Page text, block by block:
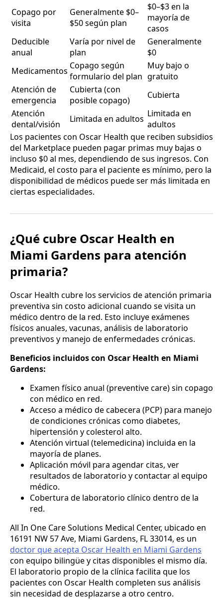
Copago por
visita
Generalmente $0–
$50 según plan
$0–$3 en la
mayoría de
casos
Deducible
anual
Varía por nivel de
plan
Generalmente
$0
Medicamentos Copago según
formulario del plan
Muy bajo o
gratuito
Atención de
emergencia
Cubierta (con
posible copago)
Cubierta
Atención
dental/visión
Limitada en adultos Limitada en
adultos
Los pacientes con Oscar Health que reciben subsidios
del Marketplace pueden pagar primas muy bajas o
incluso $0 al mes, dependiendo de sus ingresos. Con
Medicaid, el costo para el paciente es mínimo, pero la
disponibilidad de médicos puede ser más limitada en
ciertas especialidades.
¿Qué cubre Oscar Health en
Miami Gardens para atención
primaria?
Oscar Health cubre los servicios de atención primaria
preventiva sin costo adicional cuando se visita un
médico dentro de la red. Esto incluye exámenes
físicos anuales, vacunas, análisis de laboratorio
preventivos y manejo de enfermedades crónicas.
Beneficios incluidos con Oscar Health en Miami
Gardens:
Examen físico anual (preventive care) sin copago
con médico en red.
Acceso a médico de cabecera (PCP) para manejo
de condiciones crónicas como diabetes,
hipertensión y colesterol alto.
Atención virtual (telemedicina) incluida en la
mayoría de planes.
Aplicación móvil para agendar citas, ver
resultados de laboratorio y contactar al equipo
médico.
Cobertura de laboratorio clínico dentro de la
red.
All In One Care Solutions Medical Center, ubicado en
16191 NW 57 Ave, Miami Gardens, FL 33014, es un
doctor que acepta Oscar Health en Miami Gardens
con equipo bilingüe y citas disponibles el mismo día.
El laboratorio propio de la clínica facilita que los
pacientes con Oscar Health completen sus análisis
sin necesidad de desplazarse a otro centro.